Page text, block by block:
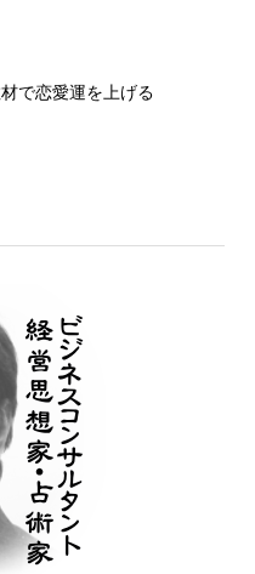
で恋愛運を上げる